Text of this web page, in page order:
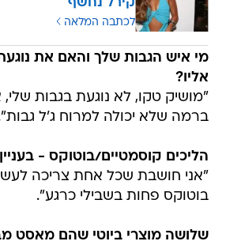
קירל נחשף
לכתבה המלאה
מי איש הגבות שלך והאם את
אליו?
"מושיק טקו, לא נוגעת בגבות שלי,
ברמה שלא יכולה למרוח ג'ל
הליכים קוסמטיים/בוטוקס -
"אני חושבת שכל אחת צריכה
בוטוקס פחות בשבילי כרגע".
שלושה מוצרי ביוטי שהם מאסט